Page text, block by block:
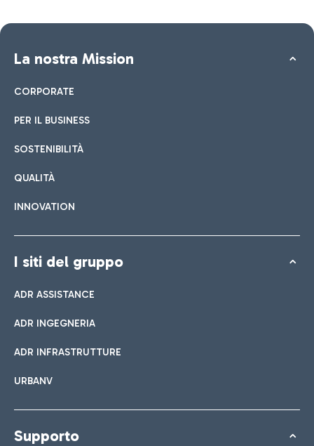
La nostra Mission
CORPORATE
PER IL BUSINESS
SOSTENIBILITÀ
QUALITÀ
INNOVATION
I siti del gruppo
ADR ASSISTANCE
ADR INGEGNERIA
ADR INFRASTRUTTURE
URBANV
Supporto